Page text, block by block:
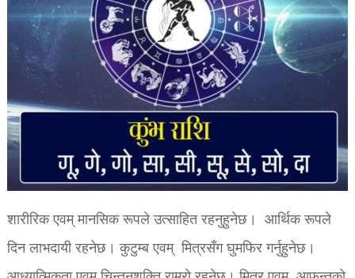
शारीरिक एवम् मानसिक रूपले उत्साहित रहनुहुनेछ। आर्थिक रूपले
दिन लाभदायी रहनेछ। कुटुम्ब एवम् मित्रसँग घुमफिर गर्नुहुनेछ।